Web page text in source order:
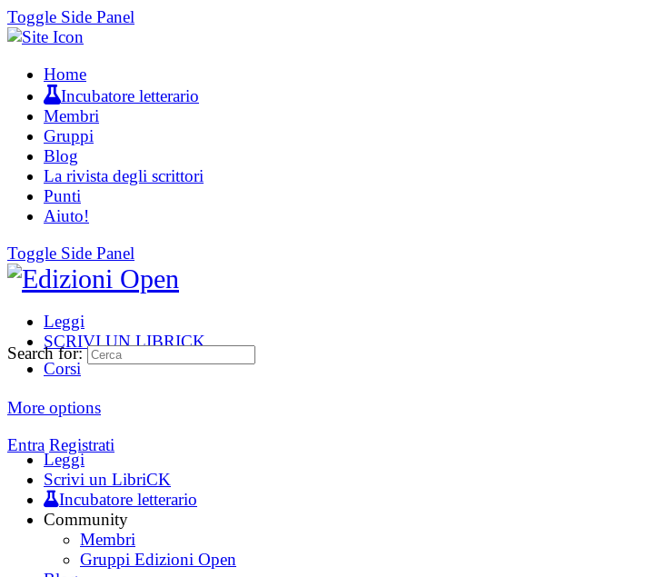
Toggle Side Panel
Home
Incubatore letterario
Membri
Gruppi
Blog
La rivista degli scrittori
Punti
Aiuto!
Toggle Side Panel
Leggi
SCRIVI UN LIBRICK
Corsi
More options
Entra Registrati
Search for:
Leggi
Scrivi un LibriCK
Incubatore letterario
Community
Membri
Gruppi Edizioni Open